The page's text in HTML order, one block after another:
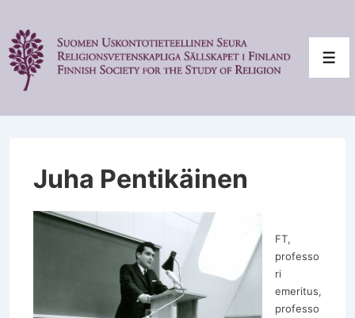
pääsisältöön
Juha Pentikäinen
FT,
professo
ri
emeritus,
professo